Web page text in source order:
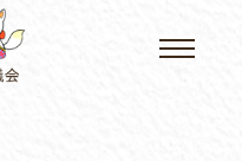
HOME